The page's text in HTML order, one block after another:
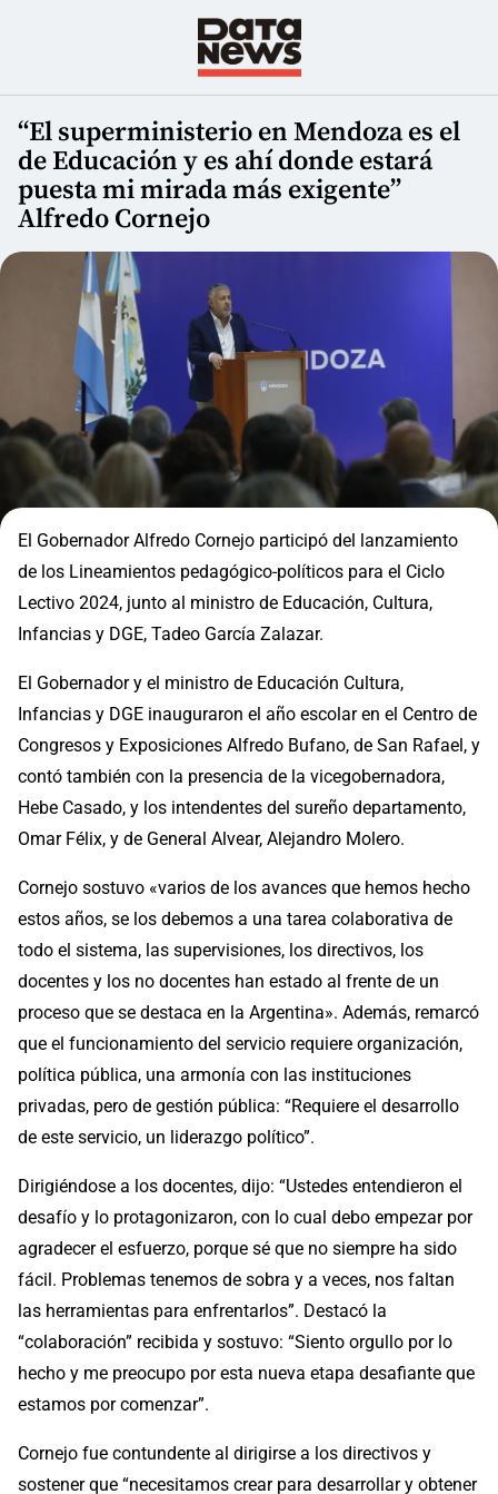
“El superministerio en Mendoza es el
de Educación y es ahí donde estará
puesta mi mirada más exigente”
Alfredo Cornejo
El Gobernador Alfredo Cornejo participó del lanzamiento
de los Lineamientos pedagógico-políticos para el Ciclo
Lectivo 2024, junto al ministro de Educación, Cultura,
Infancias y DGE, Tadeo García Zalazar.
El Gobernador y el ministro de Educación Cultura,
Infancias y DGE inauguraron el año escolar en el Centro de
Congresos y Exposiciones Alfredo Bufano, de San Rafael, y
contó también con la presencia de la vicegobernadora,
Hebe Casado, y los intendentes del sureño departamento,
Omar Félix, y de General Alvear, Alejandro Molero.
Cornejo sostuvo «varios de los avances que hemos hecho
estos años, se los debemos a una tarea colaborativa de
todo el sistema, las supervisiones, los directivos, los
docentes y los no docentes han estado al frente de un
proceso que se destaca en la Argentina». Además, remarcó
que el funcionamiento del servicio requiere organización,
política pública, una armonía con las instituciones
privadas, pero de gestión pública: “Requiere el desarrollo
de este servicio, un liderazgo político”.
Dirigiéndose a los docentes, dijo: “Ustedes entendieron el
desafío y lo protagonizaron, con lo cual debo empezar por
agradecer el esfuerzo, porque sé que no siempre ha sido
fácil. Problemas tenemos de sobra y a veces, nos faltan
las herramientas para enfrentarlos”. Destacó la
“colaboración” recibida y sostuvo: “Siento orgullo por lo
hecho y me preocupo por esta nueva etapa desafiante que
estamos por comenzar”.
Cornejo fue contundente al dirigirse a los directivos y
sostener que “necesitamos crear para desarrollar y obtener